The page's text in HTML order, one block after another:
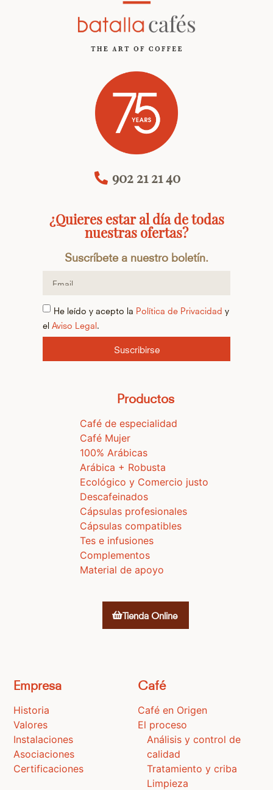
902 21 21 40
¿Quieres estar al día de todas
nuestras ofertas?
Suscríbete a nuestro boletín.
He leído y acepto la Política de Privacidad y
el Aviso Legal
Suscribirse
Productos
Café de especialidad
Café Mujer
100% Arábicas
Arábica + Robusta
Ecológico y Comercio justo
Descafeinados
Cápsulas profesionales
Cápsulas compatibles
Tes e infusiones
Complementos
Material de apoyo
Tienda Online
Empresa
Historia
Valores
Instalaciones
Asociaciones
Certificaciones
Café
Café en Origen
El proceso
Análisis y control de
calidad
Tratamiento y criba
Limpieza